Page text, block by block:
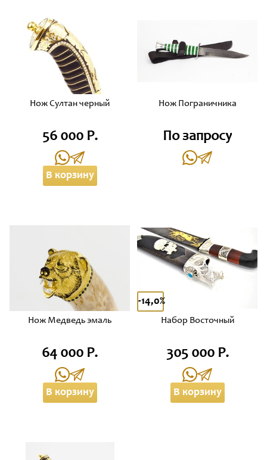
Нож Султан черный
56 000 Р.
В корзину
Нож Пограничника
По запросу
Нож Медведь эмаль
64 000 Р.
В корзину
Набор Восточный
-14,0%
305 000 Р.
В корзину